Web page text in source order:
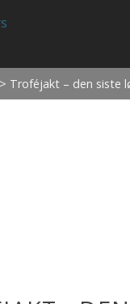
> Troféjakt – den siste